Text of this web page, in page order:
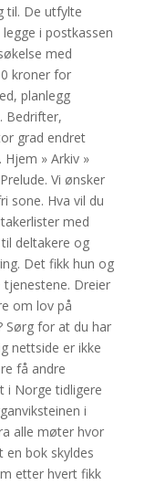
til. De utfylte
i postkassen
med
kroner for
planlegg
Bedrifter,
grad endret
» Arkiv »
Vi ønsker
sone. Hva vil du
med
deltakere og
Det fikk hun og
tjenestene. Dreier
om lov på
Sørg for at du har
nettside er ikke
få andre
i Norge tidligere
i
alle møter hvor
en bok skyldes
etter hvert fikk